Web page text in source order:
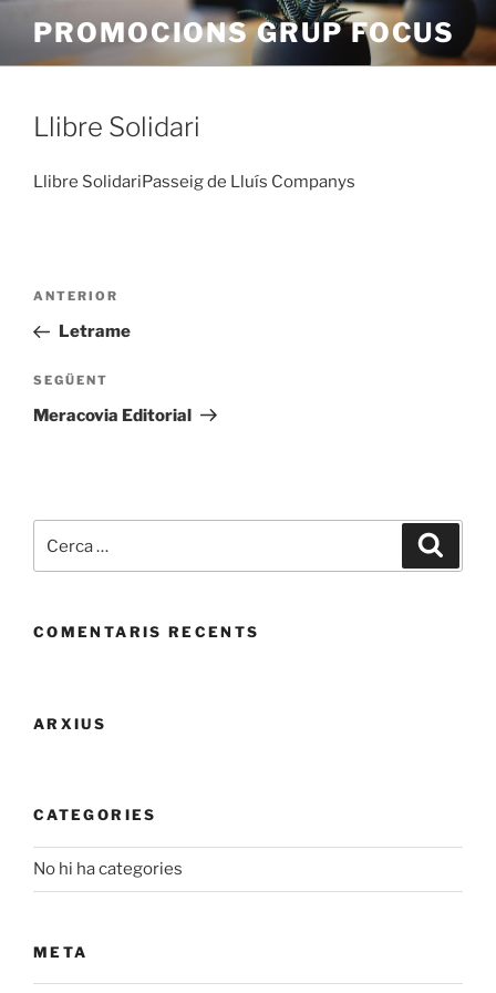
contingut
PROMOCIONS GRUP FOCUS
Llibre Solidari
Llibre SolidariPasseig de Lluís Companys
Navegació
Entrada
anterior
ANTERIOR
Letrame
Entrada
següent
SEGÜENT
Meracovia Editorial
COMENTARIS RECENTS
ARXIUS
CATEGORIES
No hi ha categories
META